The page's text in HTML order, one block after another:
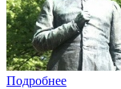
Подробнее